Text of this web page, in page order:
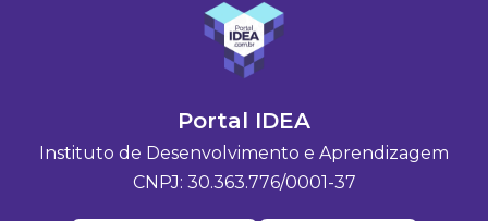
Portal IDEA
Instituto de Desenvolvimento e Aprendizagem
CNPJ: 30.363.776/0001-37